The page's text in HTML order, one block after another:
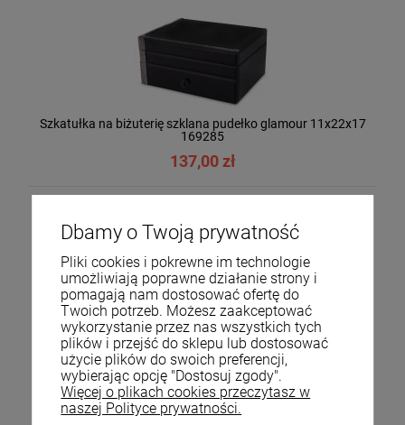
Szkatułka na biżuterię szklana pudełko glamour 11x22x17
169285
137,00 zł
Chustecznik na chusteczki szklany glamour 14x14 135172
79,00 zł
Dbamy o Twoją prywatność
Pliki cookies i pokrewne im technologie
umożliwiają poprawne działanie strony i
pomagają nam dostosować ofertę do
Twoich potrzeb. Możesz zaakceptować
wykorzystanie przez nas wszystkich tych
plików i przejść do sklepu lub dostosować
użycie plików do swoich preferencji,
wybierając opcję "Dostosuj zgody".
Więcej o plikach cookies przeczytasz w
naszej Polityce prywatności.